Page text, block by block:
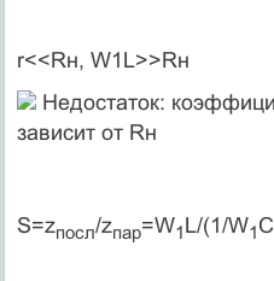
r<<Rн, W1L>>Rн
Недостаток:
зависит от Rн
S=zпосл/zпар=W1L/(1/W1